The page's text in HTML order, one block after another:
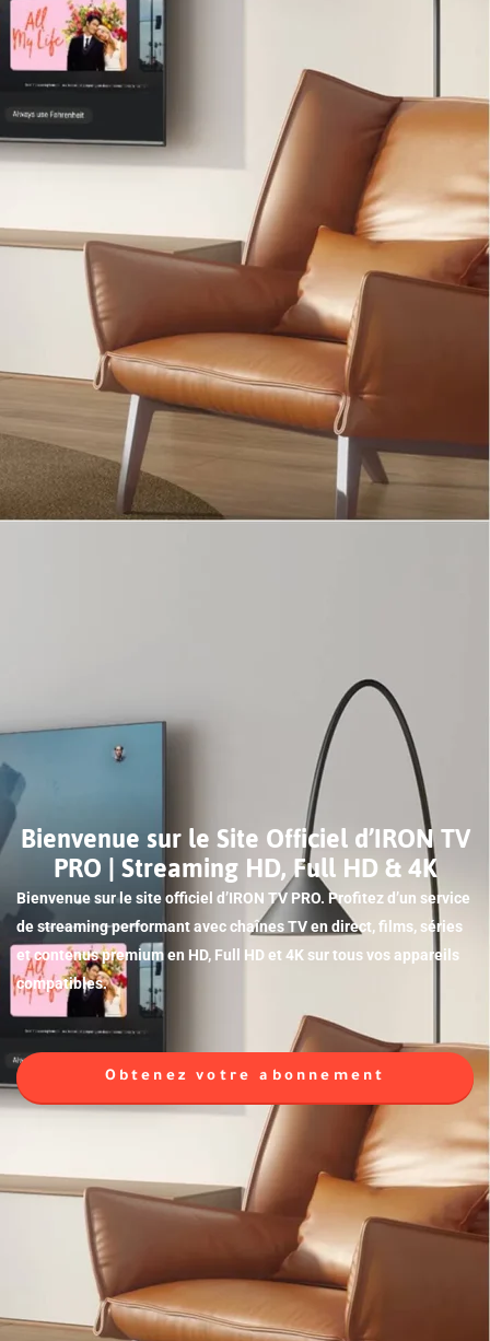
Bienvenue sur le Site Officiel d’IRON TV
PRO | Streaming HD, Full HD & 4K
Bienvenue sur le site officiel d’IRON TV PRO. Profitez d’un service
de streaming performant avec chaînes TV en direct, films, séries
et contenus premium en HD, Full HD et 4K sur tous vos appareils
compatibles.
Obtenez votre abonnement